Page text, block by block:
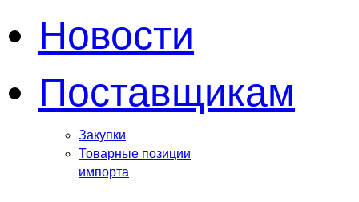
Новости
Поставщикам
Закупки
Товарные позиции
импорта